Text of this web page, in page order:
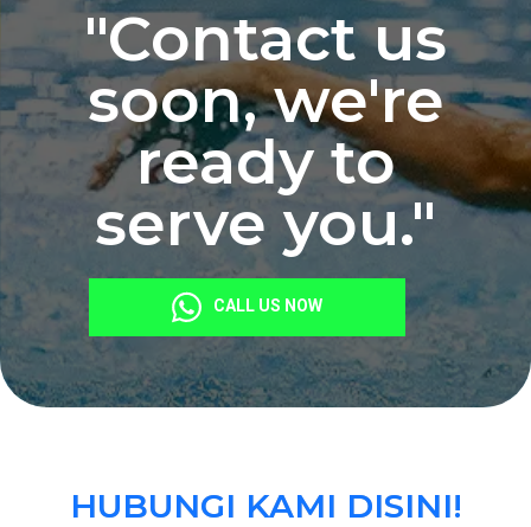
"Contact us
soon, we're
ready to
serve you."
CALL US NOW
HUBUNGI KAMI DISINI!